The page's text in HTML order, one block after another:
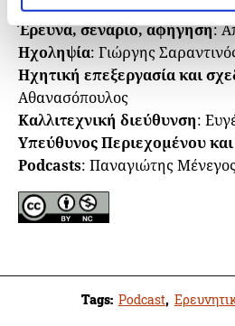
Έρευνα, σενάριο, αφήγηση:
Ηχοληψία: Γιώργης
Ηχητική επεξεργασία και
Αθανασόπουλος
Καλλιτεχνική διεύθυνση:
Υπεύθυνος Περιεχομένου
Podcasts: Παναγιώτης
Tags: Podcast,